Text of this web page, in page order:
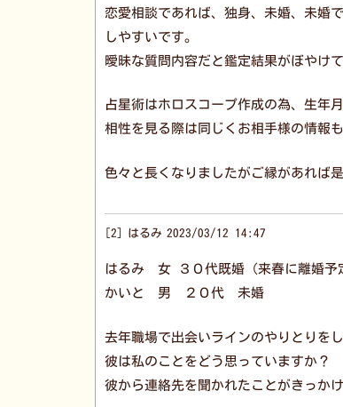
恋愛相談であれば、独身、未婚、未婚
しやすいです。
曖昧な質問内容だと鑑定結果がぼやけ
占星術はホロスコープ作成の為、生年
相性を見る際は同じくお相手様の情報
色々と長くなりましたがご縁があれば
2 はるみ 2023/03/12 14:47
はるみ 女 ３０代既婚（来春に離婚予
かいと 男 ２０代 未婚
去年職場で出会いラインのやりとりをし
彼は私のことをどう思っていますか？
彼から連絡先を聞かれたことがきっか